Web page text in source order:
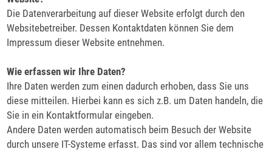
Die Datenverarbeitung auf dieser Website erfolgt durch den
Websitebetreiber. Dessen Kontaktdaten können Sie dem
Impressum dieser Website entnehmen.
Wie erfassen wir Ihre Daten?
Ihre Daten werden zum einen dadurch erhoben, dass Sie uns
diese mitteilen. Hierbei kann es sich z.B. um Daten handeln, die
Sie in ein Kontaktformular eingeben.
Andere Daten werden automatisch beim Besuch der Website
durch unsere IT-Systeme erfasst. Das sind vor allem technische